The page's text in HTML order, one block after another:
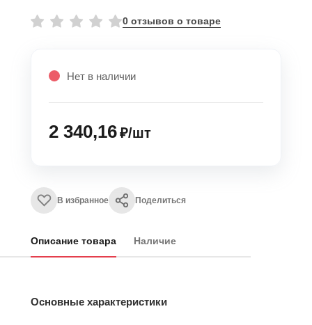
0 отзывов о товаре
Нет в наличии
2 340,16₽/шт
В избранное Поделиться
Описание товара Наличие
Основные характеристики